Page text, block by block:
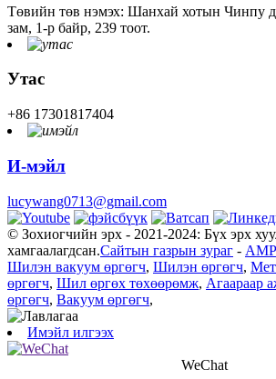
Төвийн төв нэмэх: Шанхай хотын Чинпу
зам, 1-р байр, 239 тоот.
Утас
+86 17301817404
И-мэйл
lucywang0713@gmail.com
© Зохиогчийн эрх - 2021-2024: Бүх эрх
хамгаалагдсан.Сайтын газрын зураг -
Шилэн вакуум өргөгч, Шилэн өргөгч,
өргөгч, Шил өргөх төхөөрөмж, Агаараар
өргөгч, Вакуум өргөгч,
Имэйл илгээх
WeChat